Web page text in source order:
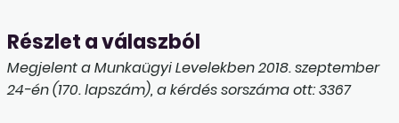
Részlet a válaszból
Megjelent a Munkaügyi Levelekben 2018. szeptember
24-én (170. lapszám), a kérdés sorszáma ott: 3367